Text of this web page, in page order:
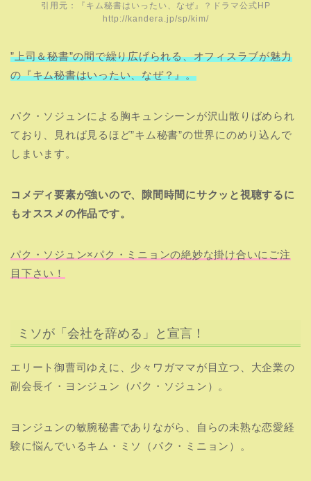
引用元：『キム秘書はいったい、なぜ』？ドラマ公式HP
http://kandera.jp/sp/kim/
”上司＆秘書”の間で繰り広げられる、オフィスラブが魅力
の『キム秘書はいったい、なぜ？』。
パク・ソジュンによる胸キュンシーンが沢山散りばめられ
ており、見れば見るほど”キム秘書”の世界にのめり込んで
しまいます。
コメディ要素が強いので、隙間時間にサクッと視聴するに
もオススメの作品です。
パク・ソジュン×パク・ミニョンの絶妙な掛け合いにご注
目下さい！
ミソが「会社を辞める」と宣言！
エリート御曹司ゆえに、少々ワガママが目立つ、大企業の
副会長イ・ヨンジュン（パク・ソジュン）。
ヨンジュンの敏腕秘書でありながら、自らの未熟な恋愛経
験に悩んでいるキム・ミソ（パク・ミニョン）。